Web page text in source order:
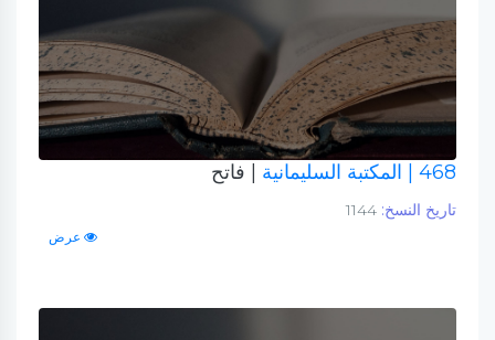
468 | المكتبة السليمانية | فاتح
تاريخ النسخ:
عرض